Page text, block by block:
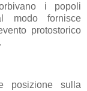
i popoli
modo fornisce
protostorico
posizione sulla